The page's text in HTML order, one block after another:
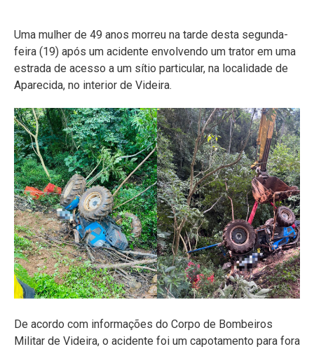
Uma mulher de 49 anos morreu na tarde desta segunda-
feira (19) após um acidente envolvendo um trator em uma
estrada de acesso a um sítio particular, na localidade de
Aparecida, no interior de Videira.
De acordo com informações do Corpo de Bombeiros
Militar de Videira, o acidente foi um capotamento para fora